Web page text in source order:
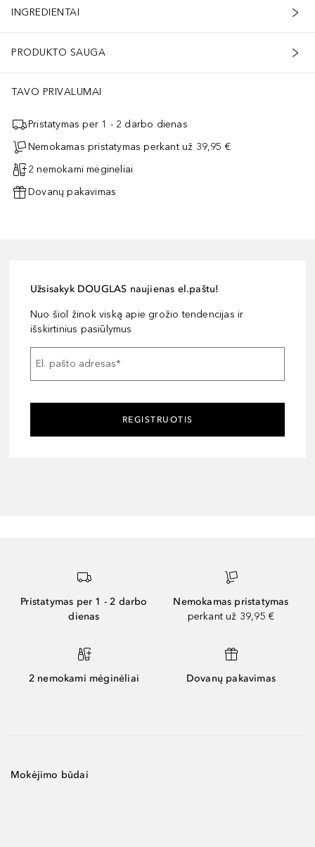
INGREDIENTAI
PRODUKTO SAUGA
TAVO PRIVALUMAI
Pristatymas per 1 - 2 darbo dienas
Nemokamas pristatymas perkant už 39,95 €
2 nemokami mėginėliai
Dovanų pakavimas
Užsisakyk DOUGLAS naujienas el.paštu!
Nuo šiol žinok viską apie grožio tendencijas ir
išskirtinius pasiūlymus
El. pašto adresas*
REGISTRUOTIS
Pristatymas per 1 - 2 darbo
dienas
Nemokamas pristatymas
perkant už 39,95 €
2 nemokami mėginėliai Dovanų pakavimas
Mokėjimo būdai